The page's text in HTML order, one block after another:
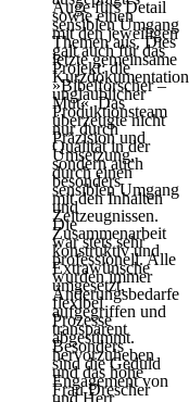
Auge fürs Detail
sowie einen
sensiblen Umgang
mit den jeweiligen
Themen aus. Dies
galt auch für das
letzte gemeinsame
Projekt: die
Kurzdokumentation
»Bibelforscher –
unglaublicher
Mut«. Das
Produktionsteam
überzeugte nicht
nur durch
Präzision und
Qualität in der
Umsetzung,
sondern auch
durch einen
besonders
sensiblen Umgang
mit den Inhalten
und
Zeitzeugnissen.
Die
Zusammenarbeit
war stets sehr
konstruktiv und
professionell. Alle
Extrawünsche
wurden immer
umgesetzt,
Änderungsbedarfe
flexibel
aufgegriffen und
Prozesse
transparent
abgestimmt.
Besonders
hervorzuheben
sind die Geduld
und das hohe
Engagement von
Frau Drescher
und Herr